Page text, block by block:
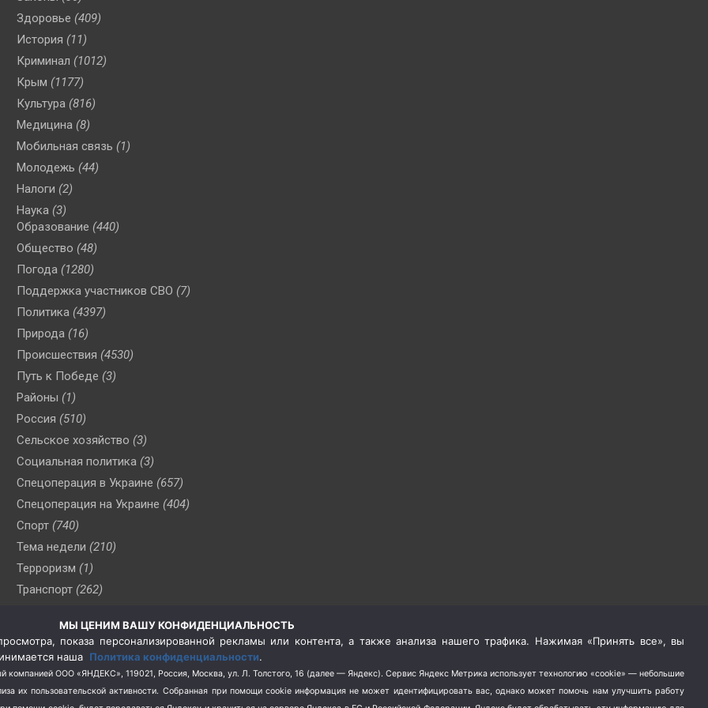
Здоровье (409)
История (11)
Криминал (1012)
Крым (1177)
Культура (816)
Медицина (8)
Мобильная связь (1)
Молодежь (44)
Налоги (2)
Наука (3)
Образование (440)
Общество (48)
Погода (1280)
Поддержка участников СВО (7)
Политика (4397)
Природа (16)
Происшествия (4530)
Путь к Победе (3)
Районы (1)
Россия (510)
Сельское хозяйство (3)
Социальная политика (3)
Спецоперация в Украине (657)
Спецоперация на Украине (404)
Спорт (740)
Тема недели (210)
Терроризм (1)
Транспорт (262)
(76)
Цены (2)
Школа и спорт (2)
Экология (8)
МЫ ЦЕНИМ ВАШУ КОНФИДЕНЦИАЛЬНОСТЬ
показа персонализированной рекламы или контента, а также анализа нашего трафика. Нажимая «Принять все», вы
наша Политика конфиденциальности.
компанией ООО «ЯНДЕКС», 119021, Россия, Москва, ул. Л. Толстого, 16 (далее — Яндекс). Сервис Яндекс Метрика использует технологию «cookie» — небольшие
их пользовательской активности. Собранная при помощи cookie информация не может идентифицировать вас, однако может помочь нам улучшить работу